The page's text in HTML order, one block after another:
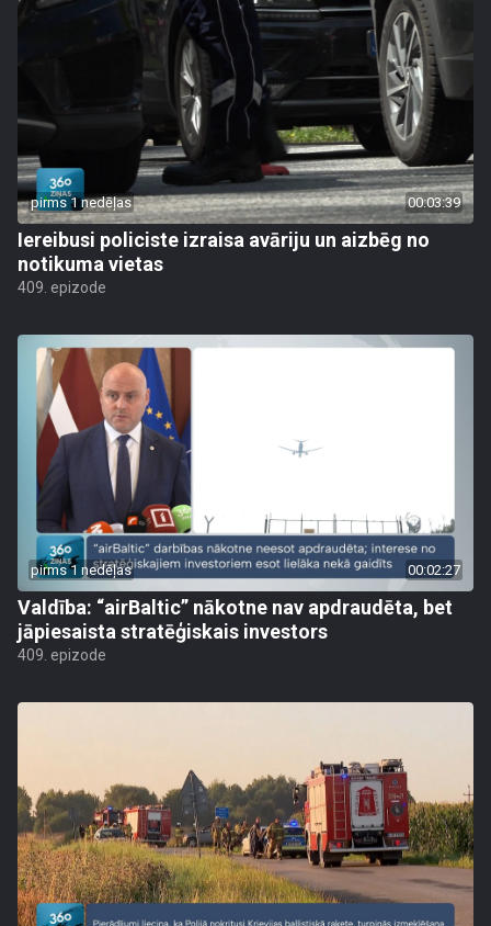
pirms 1 nedēļas 00:03:39
Iereibusi policiste izraisa avāriju un aizbēg no
notikuma vietas
409. epizode
pirms 1 nedēļas 00:02:27
Valdība: “airBaltic” nākotne nav apdraudēta, bet
jāpiesaista stratēģiskais investors
409. epizode